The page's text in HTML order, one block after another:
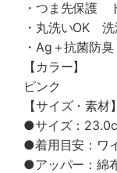
・つま先保護
・丸洗いOK 洗
・Ag＋抗菌防
【カラー】
ピンク
【サイズ・素材】
●サイズ：
●着用目安：ワ
●アッパー：綿